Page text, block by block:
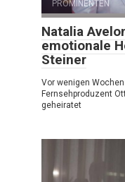
PROMINENTEN
Natalia
emotionale
Steiner
Vor wenigen
Fernsehproduzent
geheiratet